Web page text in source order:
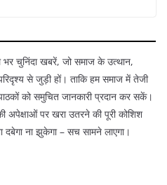
भर चुनिंदा खबरें, जो समाज के उत्थान,
से जुड़ी हों। ताकि हम समाज में तेजी
को समुचित जानकारी प्रदान कर सकें।
अपेक्षाओं पर खरा उतरने की पूरी कोशिश
दबेगा ना झुकेगा – सच सामने लाएगा।